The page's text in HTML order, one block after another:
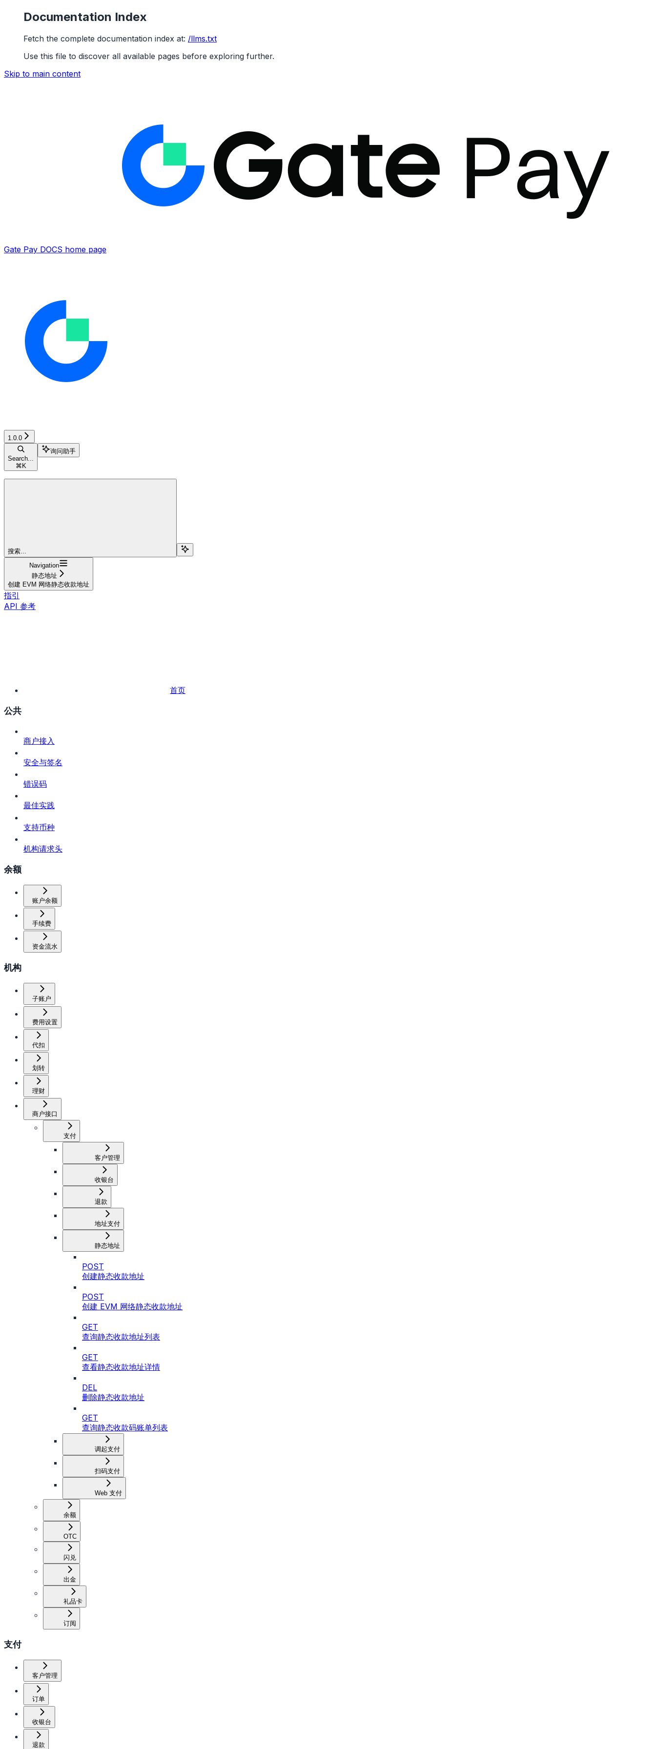
Documentation Index
Fetch the complete documentation index at: /llms.txt
Use this file to discover all available pages before exploring further.
Skip to main content
Gate Pay DOCS home page
1.0.0
Search...
⌘ K
询问助手
搜索...
Navigation
静态地址
创建 EVM 网络静态收款地址
指引
API 参考
首页
公共
商户接入
安全与签名
错误码
最佳实践
支持币种
机构请求头
余额
账户余额
手续费
资金流水
机构
子账户
费用设置
代扣
划转
理财
商户接口
支付
客户管理
收银台
退款
地址支付
静态地址
POST
创建静态收款地址
POST
创建 EVM 网络静态收款地址
GET
查询静态收款地址列表
GET
查看静态收款地址详情
DEL
删除静态收款地址
GET
查询静态收款码账单列表
调起支付
扫码支付
Web 支付
余额
OTC
闪兑
出金
礼品卡
订阅
支付
客户管理
订单
收银台
退款